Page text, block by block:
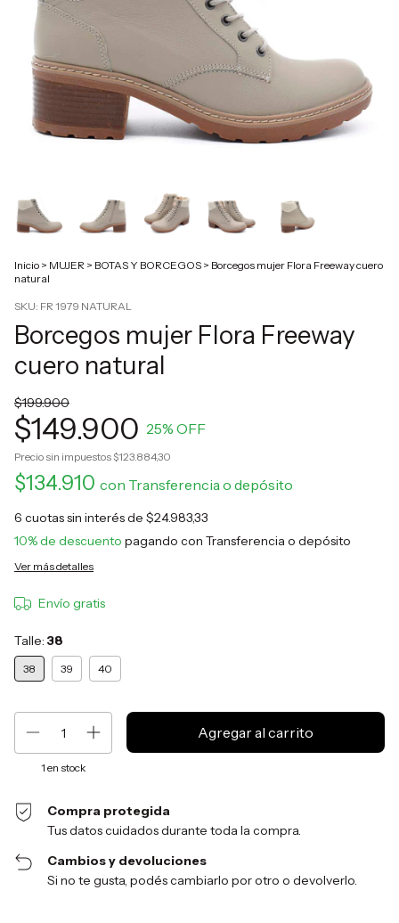
Inicio > MUJER > BOTAS Y BORCEGOS > Borcegos mujer Flora Freeway cuero
natural
SKU: FR 1979 NATURAL
Borcegos mujer Flora Freeway
cuero natural
$199.900
$149.900 25% OFF
Precio sin impuestos$123.884,30
$134.910 con Transferencia o depósito
6 cuotas sin interés de $24.983,33
10% de descuento pagando con Transferencia o depósito
Ver más detalles
Envío gratis
Talle: 38
38 39 40
1 en stock
Compra protegida
Tus datos cuidados durante toda la compra.
Cambios y devoluciones
Si no te gusta, podés cambiarlo por otro o devolverlo.